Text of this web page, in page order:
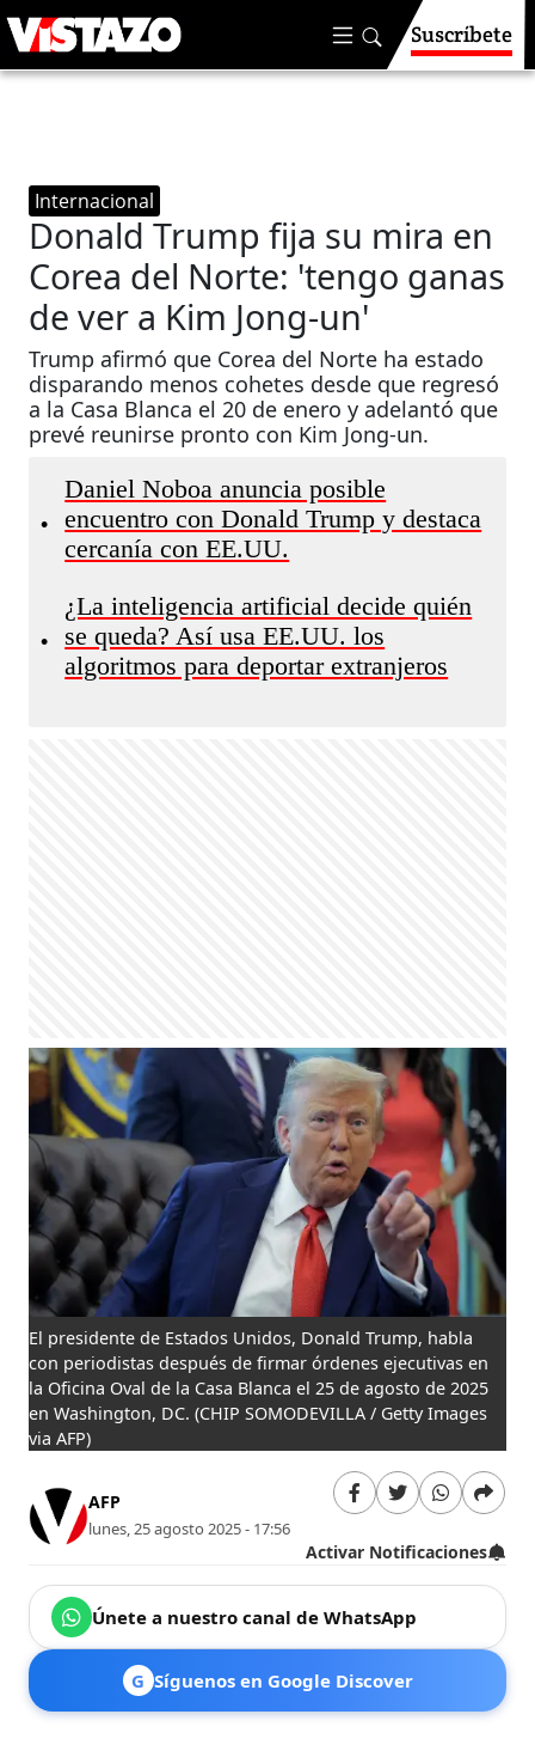
Suscríbete
Internacional
Donald Trump fija su mira en
Corea del Norte: 'tengo ganas
de ver a Kim Jong-un'
Trump afirmó que Corea del Norte ha estado
disparando menos cohetes desde que regresó
a la Casa Blanca el 20 de enero y adelantó que
prevé reunirse pronto con Kim Jong-un.
•
Daniel Noboa anuncia posible
encuentro con Donald Trump y destaca
cercanía con EE.UU.
•
¿La inteligencia artificial decide quién
se queda? Así usa EE.UU. los
algoritmos para deportar extranjeros
El presidente de Estados Unidos, Donald Trump, habla
con periodistas después de firmar órdenes ejecutivas en
la Oficina Oval de la Casa Blanca el 25 de agosto de 2025
en Washington, DC. (CHIP SOMODEVILLA / Getty Images
via AFP)
AFP
lunes, 25 agosto 2025 - 17:56
Activar Notificaciones
Únete a nuestro canal de WhatsApp
G Síguenos en Google Discover